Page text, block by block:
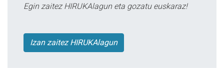
Egin zaitez HIRUKAlagun eta gozatu euskaraz!
Izan zaitez HIRUKAlagun